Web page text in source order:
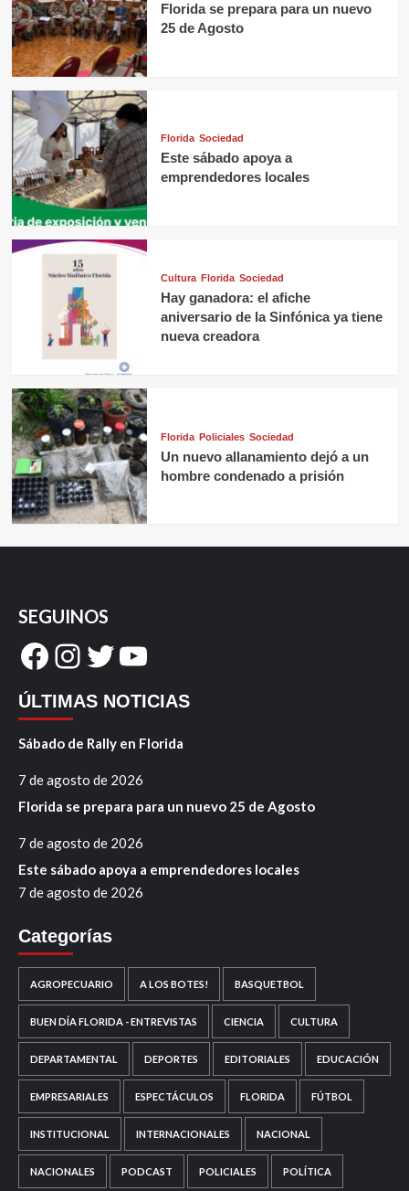
Florida se prepara para un nuevo
25 de Agosto
Florida Sociedad
Este sábado apoya a
emprendedores locales
Cultura Florida Sociedad
Hay ganadora: el afiche
aniversario de la Sinfónica ya tiene
nueva creadora
Florida Policiales Sociedad
Un nuevo allanamiento dejó a un
hombre condenado a prisión
SEGUINOS
Facebook
Instagram
Twitter
YouTube
ÚLTIMAS NOTICIAS
Sábado de Rally en Florida
7 de agosto de 2026
Florida se prepara para un nuevo 25 de Agosto
7 de agosto de 2026
Este sábado apoya a emprendedores locales
7 de agosto de 2026
Categorías
AGROPECUARIO A LOS BOTES! BASQUETBOL
BUEN DÍA FLORIDA - ENTREVISTAS CIENCIA CULTURA
DEPARTAMENTAL DEPORTES EDITORIALES EDUCACIÓN
EMPRESARIALES ESPECTÁCULOS FLORIDA FÚTBOL
INSTITUCIONAL INTERNACIONALES NACIONAL
NACIONALES PODCAST POLICIALES POLÍTICA